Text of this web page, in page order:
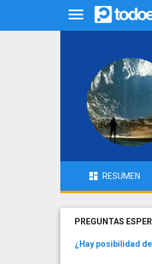
RESUMEN
PREGUNTAS
¿Hay posibilidad